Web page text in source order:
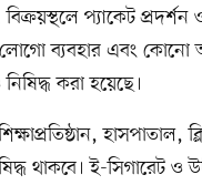
বিক্রয়স্থলে প্যাকেট
ব্যবহার এবং কোনো
করা হয়েছে।
হাসপাতাল,
থাকবে। ই-সিগারেট